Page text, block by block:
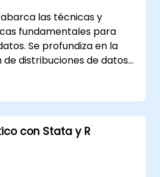
abarca las técnicas y
fundamentales para
Se profundiza en la
distribuciones de datos,
medidas analíticas clave,
moda, desviación
Proporciona a los
necesarias para
en evidencia. Ideal para
con Stata y R